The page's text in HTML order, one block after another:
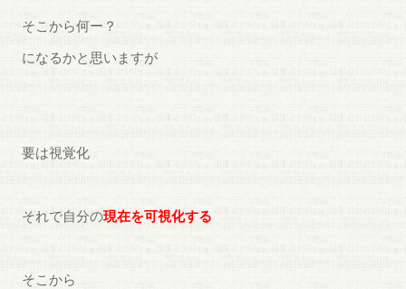
そこから何ー？
になるかと思いますが
要は視覚化
それで自分の現在を可視化する
そこから